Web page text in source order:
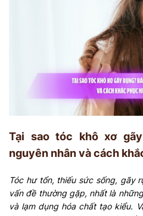
Tại sao tóc khô xơ
nguyên nhân và cách
Tóc hư tổn, thiếu sức sống, gãy
vấn đề thường gặp, nhất là
và lạm dụng hóa chất tạo kiểu.